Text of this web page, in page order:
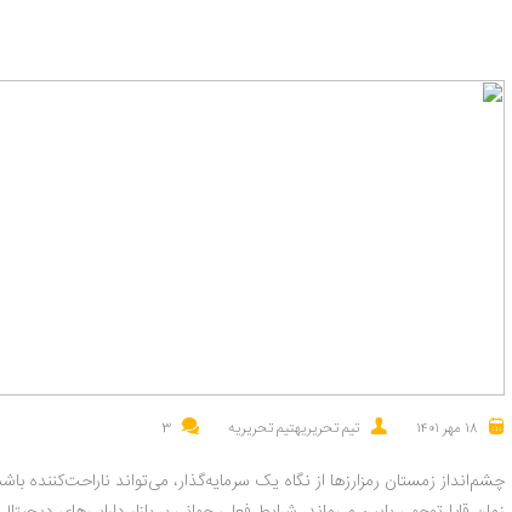
۱۸ مهر ۱۴۰۱ تیم تحریریهتیم تحریریه 3
چشم‌انداز زمستان رمز‌ارز‌ها از نگاه یک سرمایه‌گذار، می‌تواند